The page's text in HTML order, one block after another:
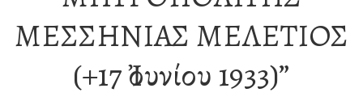
ΜΕΣΣΗΝΙΑΣ ΜΕΛΕΤΙΟΣ
(+17 Ἰουνίου 1933)”